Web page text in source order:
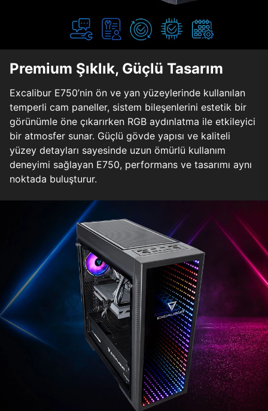
Premium Şıklık, Güçlü Tasarım
Excalibur E750’nin ön ve yan yüzeylerinde kullanılan
temperli cam paneller, sistem bileşenlerini estetik bir
görünümle öne çıkarırken RGB aydınlatma ile etkileyici
bir atmosfer sunar. Güçlü gövde yapısı ve kaliteli
yüzey detayları sayesinde uzun ömürlü kullanım
deneyimi sağlayan E750, performans ve tasarımı aynı
noktada buluşturur.